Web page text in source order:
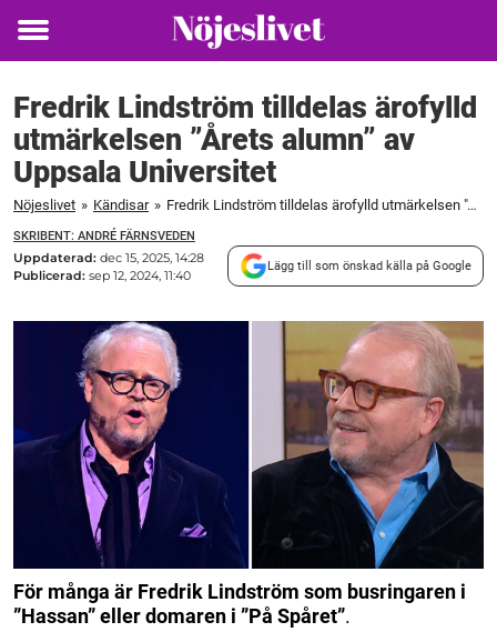
Toggle
Fredrik Lindström tilldelas ärofylld
utmärkelsen ”Årets alumn” av
Uppsala Universitet
Nöjeslivet » Kändisar » Fredrik Lindström tilldelas ärofylld utmärkelsen "Årets alumn" av Uppsala Universitet
SKRIBENT: ANDRÉ FÄRNSVEDEN
Uppdaterad: dec 15, 2025, 14:28
Publicerad: sep 12, 2024, 11:40
Lägg till som önskad källa på Google
För många är Fredrik Lindström som busringaren i
”Hassan” eller domaren i ”På Spåret”.